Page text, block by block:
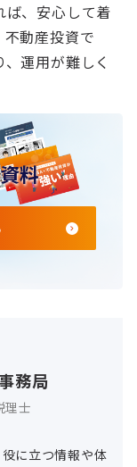
ば、安心して着
動産投資で
運用が難しく
料
務局
理士
に立つ情報や体